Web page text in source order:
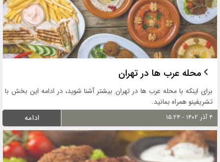
محله عرب ها در تهران
برای اینکه با محله عرب ها در تهران بیشتر آشنا شوید، در ادامه این بخش با
تشریفینو همراه بمانید.
۴ آذر ۱۴۰۲ - ۱۵:۲۴ ادامه